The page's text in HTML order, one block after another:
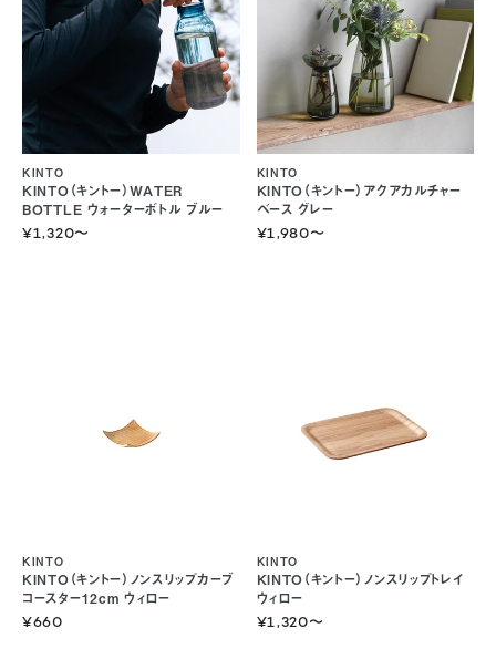
KINTO（キントー）WATER
BOTTLE ウォーターボトル ブルー
KINTO
〜
¥1,320
KINTO（キントー）アクアカルチャー
ベース グレー
KINTO
〜
¥1,980
KINTO（キントー）ノンスリップカーブ
コースター12cm ウィロー
KINTO
¥660
KINTO（キントー）ノンスリップトレイ
ウィロー
KINTO
〜
¥1,320